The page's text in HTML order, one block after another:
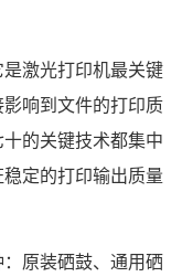
激光打印机最关键
响到文件的打印质
的关键技术都集中
定的打印输出质量
原装硒鼓、通用硒